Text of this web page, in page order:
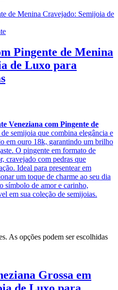
Pingente de Menina
de Luxo para
Veneziana com Pingente de
de semijoia que combina elegância e
em ouro 18k, garantindo um brilho
O pingente em formato de
cravejado com pedras que
Ideal para presentear em
um toque de charme ao seu dia
símbolo de amor e carinho,
em sua coleção de semijoias.
As opções podem ser escolhidas
Grossa em